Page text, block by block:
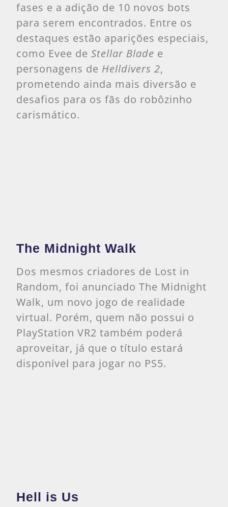
fases e a adição de 10 novos bots
para serem encontrados. Entre os
destaques estão aparições especiais,
como Evee de Stellar Blade e
personagens de Helldivers 2,
prometendo ainda mais diversão e
desafios para os fãs do robôzinho
carismático.
The Midnight Walk
Dos mesmos criadores de Lost in
Random, foi anunciado The Midnight
Walk, um novo jogo de realidade
virtual. Porém, quem não possui o
PlayStation VR2 também poderá
aproveitar, já que o título estará
disponível para jogar no PS5.
Hell is Us